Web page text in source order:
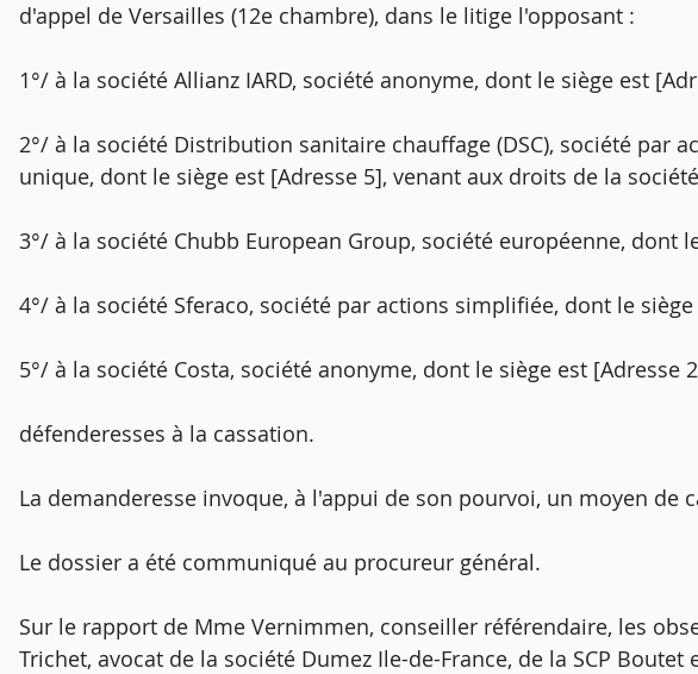
d'appel de Versailles (12e chambre), dans le litige l'opposant :
1°/ à la société Allianz IARD, société anonyme, dont le siège est
2°/ à la société Distribution sanitaire chauffage (DSC), société par
unique, dont le siège est [Adresse 5], venant aux droits de la
3°/ à la société Chubb European Group, société européenne, dont
4°/ à la société Sferaco, société par actions simplifiée, dont le siège
5°/ à la société Costa, société anonyme, dont le siège est [Adresse
défenderesses à la cassation.
La demanderesse invoque, à l'appui de son pourvoi, un moyen de
Le dossier a été communiqué au procureur général.
Sur le rapport de Mme Vernimmen, conseiller référendaire, les
Trichet, avocat de la société Dumez Ile-de-France, de la SCP Boutet